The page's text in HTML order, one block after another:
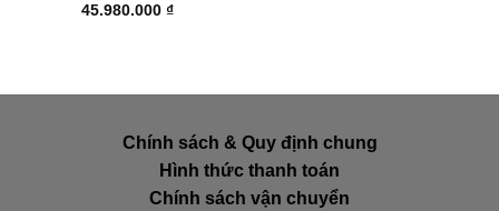
45.980.000 ₫
Chính sách & Quy định chung
Hình thức thanh toán
Chính sách vận chuyển